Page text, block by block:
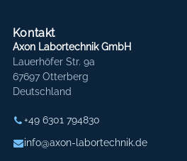
Kontakt
Axon Labortechnik GmbH
Lauerhöfer Str. 9a
67697 Otterberg
Deutschland
+49 6301 794830
info@axon-labortechnik.de